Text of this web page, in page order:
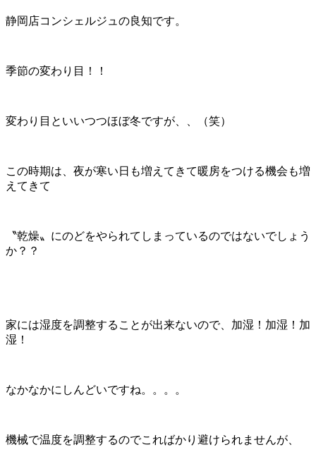
静岡店コンシェルジュの良知です。
季節の変わり目！！
変わり目といいつつほぼ冬ですが、、（笑）
この時期は、夜が寒い日も増えてきて暖房をつける機会も増
えてきて
〝乾燥〟にのどをやられてしまっているのではないでしょう
か？？
家には湿度を調整することが出来ないので、加湿！加湿！加
湿！
なかなかにしんどいですね。。。。
機械で温度を調整するのでこればかり避けられませんが、